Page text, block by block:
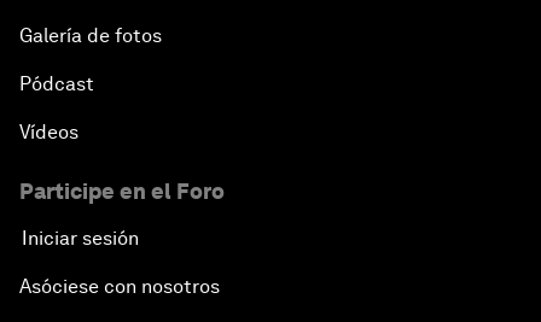
Galería de fotos
Pódcast
Vídeos
Participe en el Foro
Iniciar sesión
Asóciese con nosotros